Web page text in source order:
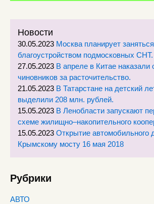
Новости
30.05.2023 Москва планирует заняться
благоустройством подмосковных СНТ.
27.05.2023 В апреле в Китае наказали
чиновников за расточительство.
21.05.2023 В Татарстане на детский
выделили 208 млн. рублей.
15.05.2023 В Ленобласти запускают
схеме жилищно–накопительного
15.05.2023 Открытие автомобильного
Крымскому мосту 16 мая 2018
Рубрики
АВТО